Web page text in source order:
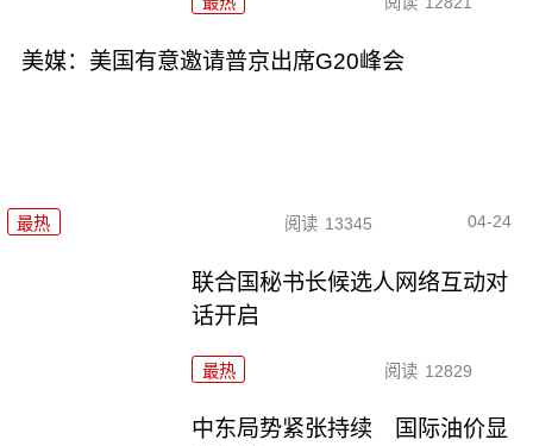
美媒：美国有意邀请普京出席G20峰会
最热 阅读 13345 04-24
联合国秘书长候选人网络互动对
话开启
最热 阅读 12829
中东局势紧张持续 国际油价显